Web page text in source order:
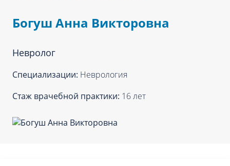
Богуш Анна Викторовна
Невролог
Специализации: Неврология
Стаж врачебной практики: 16 лет